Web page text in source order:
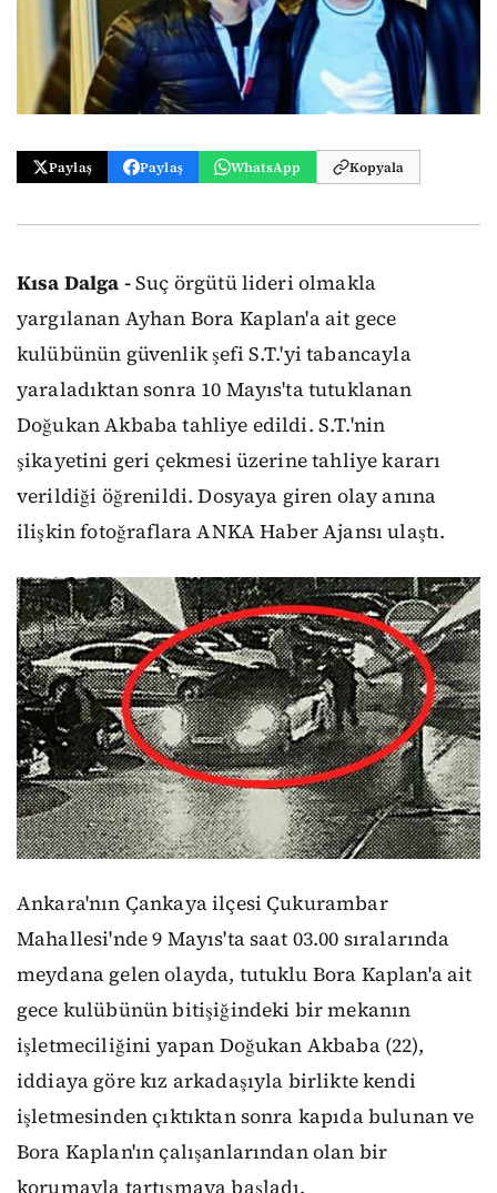
Paylaş Paylaş WhatsApp Kopyala
Kısa Dalga -Suç örgütü lideri olmakla
yargılanan Ayhan Bora Kaplan'a ait gece
kulübünün güvenlik şefi S.T.'yi tabancayla
yaraladıktan sonra 10 Mayıs'ta tutuklanan
Doğukan Akbaba tahliye edildi. S.T.'nin
şikayetini geri çekmesi üzerine tahliye kararı
verildiği öğrenildi. Dosyaya giren olay anına
ilişkin fotoğraflara ANKA Haber Ajansı ulaştı.
Ankara'nın Çankaya ilçesi Çukurambar
Mahallesi'nde 9 Mayıs'ta saat 03.00 sıralarında
meydana gelen olayda, tutuklu Bora Kaplan'a ait
gece kulübünün bitişiğindeki bir mekanın
işletmeciliğini yapan Doğukan Akbaba (22),
iddiaya göre kız arkadaşıyla birlikte kendi
işletmesinden çıktıktan sonra kapıda bulunan ve
Bora Kaplan'ın çalışanlarından olan bir
korumayla tartışmaya başladı.